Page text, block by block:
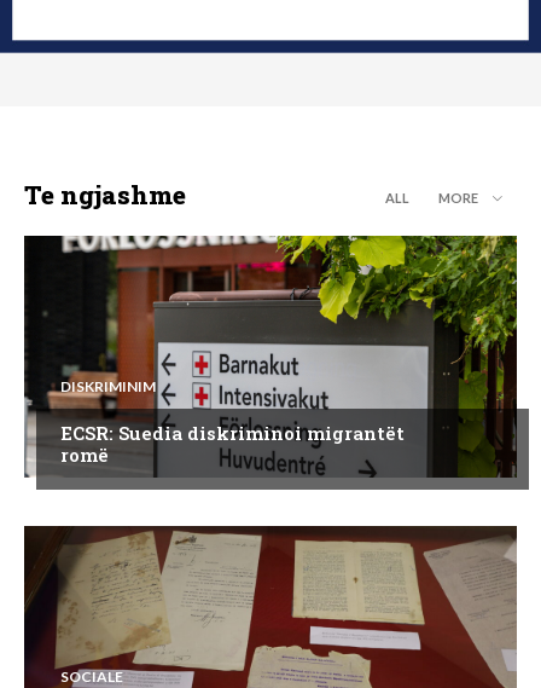
Te ngjashme ALL MORE
DISKRIMINIM
ECSR: Suedia diskriminoi migrantët
romë
SOCIALE